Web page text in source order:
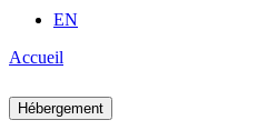
EN
Accueil
Hébergement